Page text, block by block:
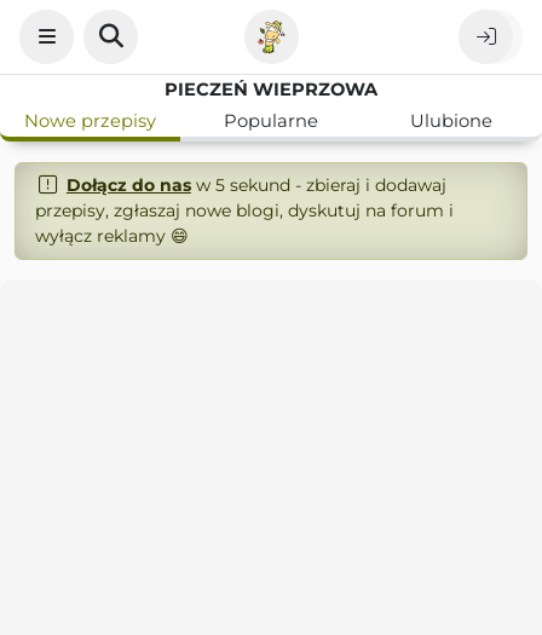
PIECZEŃ WIEPRZOWA
Nowe przepisy
Popularne Ulubione
Dołącz do nasw 5 sekund - zbieraj i dodawaj
przepisy, zgłaszaj nowe blogi, dyskutuj na forum i
wyłącz reklamy 😄